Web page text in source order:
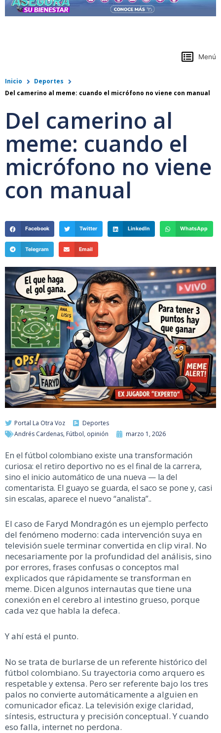
Menú
Inicio
Deportes
Del camerino al meme: cuando el micrófono no viene con manual
Del camerino al
meme: cuando el
micrófono no viene
con manual
Facebook Twitter LinkedIn WhatsApp
Telegram Email
Portal La Otra Voz
Deportes
Andrés Cardenas, Fútbol, opinión marzo 1, 2026
En el fútbol colombiano existe una transformación
curiosa: el retiro deportivo no es el final de la carrera,
sino el inicio automático de una nueva — la del
comentarista. El guayo se guarda, el saco se pone y, casi
sin escalas, aparece el nuevo “analista”..
El caso de Faryd Mondragón es un ejemplo perfecto
del fenómeno moderno: cada intervención suya en
televisión suele terminar convertida en clip viral. No
necesariamente por la profundidad del análisis, sino
por errores, frases confusas o conceptos mal
explicados que rápidamente se transforman en
meme. Dicen algunos internautas que tiene una
conexión en el cerebro al intestino grueso, porque
cada vez que habla la defeca.
Y ahí está el punto.
No se trata de burlarse de un referente histórico del
fútbol colombiano. Su trayectoria como arquero es
respetable y extensa. Pero ser referente bajo los tres
palos no convierte automáticamente a alguien en
comunicador eficaz. La televisión exige claridad,
síntesis, estructura y precisión conceptual. Y cuando
eso falla, internet no perdona.